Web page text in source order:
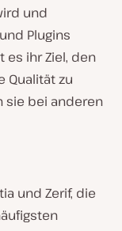
und
Plugins
es ihr Ziel, den
Qualität zu
sie bei anderen
und Zerif, die